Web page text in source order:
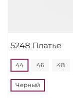
5248 Платье
44 46 48
Черный